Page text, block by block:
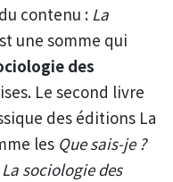
contenu : La
une somme qui
des
Le second livre
des éditions La
les Que sais-je ?
La sociologie des